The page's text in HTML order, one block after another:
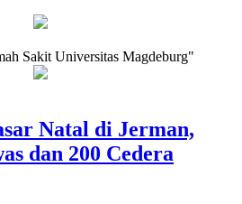
Sakit Universitas Magdeburg"
Natal di Jerman,
dan 200 Cedera